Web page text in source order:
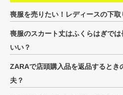
喪服を売りたい！レディースの下
喪服のスカート丈はふくらはぎで
いい？
ZARAで店頭購入品を返品するとき
夫？